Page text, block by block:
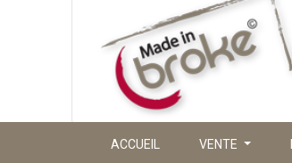
ACCUEIL VENTE